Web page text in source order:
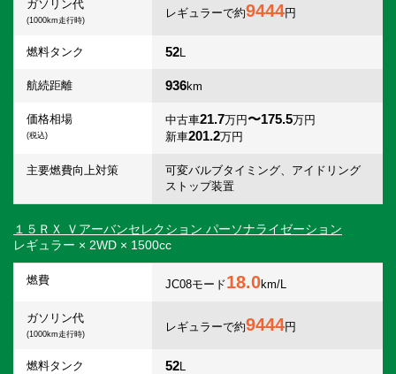
ガソリン代
(1000km走行時)
レギュラーで約9444円
燃料タンク 52L
航続距離 936km
価格相場
(税込)
中古車21.7万円〜175.5万円
新車201.2万円
主要燃費向上対策
可変バルブタイミング、アイドリング
ストップ装置
１５ＲＸ Ｖアーバンセレクション パーソナライゼーション
レギュラー × 2WD × 1500cc
燃費 JC08モード18.0km/L
ガソリン代
(1000km走行時)
レギュラーで約9444円
燃料タンク 52L